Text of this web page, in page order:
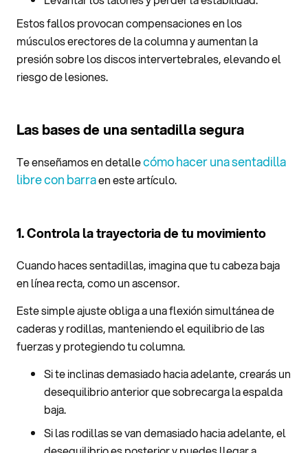
Estos fallos provocan compensaciones en los
músculos erectores de la columna y aumentan la
presión sobre los discos intervertebrales, elevando el
riesgo de lesiones.
Las bases de una sentadilla segura
Te enseñamos en detallecómo hacer una sentadilla
libre con barraen este artículo.
1. Controla la trayectoria de tu movimiento
Cuando haces sentadillas, imagina que tu cabeza baja
en línea recta, como un ascensor.
Este simple ajuste obliga a una flexión simultánea de
caderas y rodillas, manteniendo el equilibrio de las
fuerzas y protegiendo tu columna.
Si te inclinas demasiado hacia adelante, crearás un
desequilibrio anterior que sobrecarga la espalda
baja.
Si las rodillas se van demasiado hacia adelante, el